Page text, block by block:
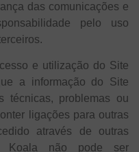
das comunicações e
pelo uso
e utilização do Site
a informação do Site
técnicas, problemas ou
ligações para outras
através de outras
Koala não pode ser